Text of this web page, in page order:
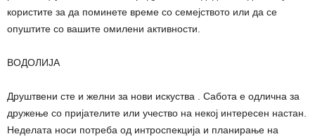
користите за да поминете време со семејството или да се
опуштите со вашите омилени активности.
ВОДОЛИЈА
Друштвени сте и желни за нови искуства . Сабота е одлична за
дружење со пријателите или учество на некој интересен настан.
Неделата носи потреба од интроспекција и планирање на